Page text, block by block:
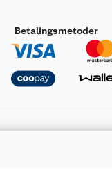
Betalingsmetoder